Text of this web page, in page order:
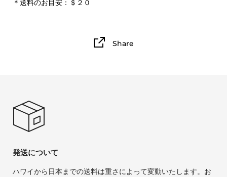
＊送料のお目安：＄２０
Share
発送について
ハワイから日本までの送料は重さによって変動いたします。お